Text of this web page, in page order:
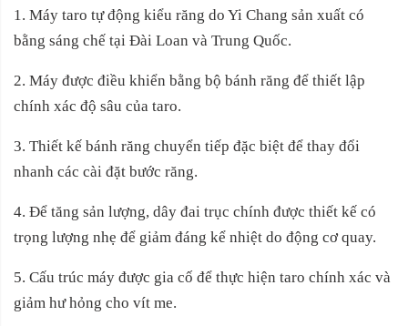
1. Máy taro tự động kiểu răng do Yi Chang sản xuất có
bằng sáng chế tại Đài Loan và Trung Quốc.
2. Máy được điều khiển bằng bộ bánh răng để thiết lập
chính xác độ sâu của taro.
3. Thiết kế bánh răng chuyển tiếp đặc biệt để thay đổi
nhanh các cài đặt bước răng.
4. Để tăng sản lượng, dây đai trục chính được thiết kế có
trọng lượng nhẹ để giảm đáng kể nhiệt do động cơ quay.
5. Cấu trúc máy được gia cố để thực hiện taro chính xác và
giảm hư hỏng cho vít me.